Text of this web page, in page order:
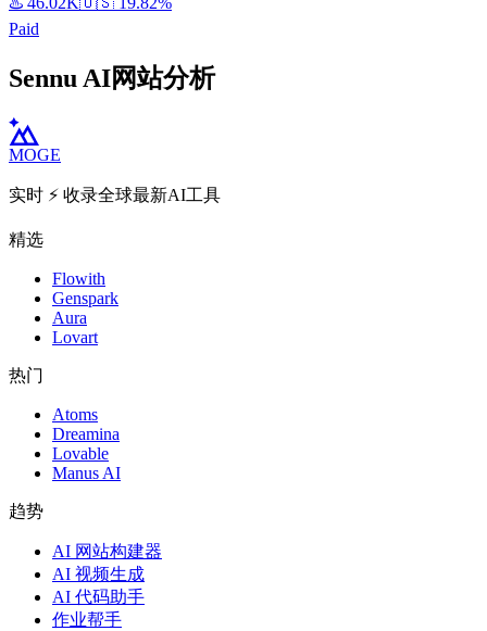
Paid
Sennu AI网站分析
MOGE
实时 ⚡️ 收录全球最新AI工具
精选
Flowith
Genspark
Aura
Lovart
热门
Atoms
Dreamina
Lovable
Manus AI
趋势
AI 网站构建器
AI 视频生成
AI 代码助手
作业帮手